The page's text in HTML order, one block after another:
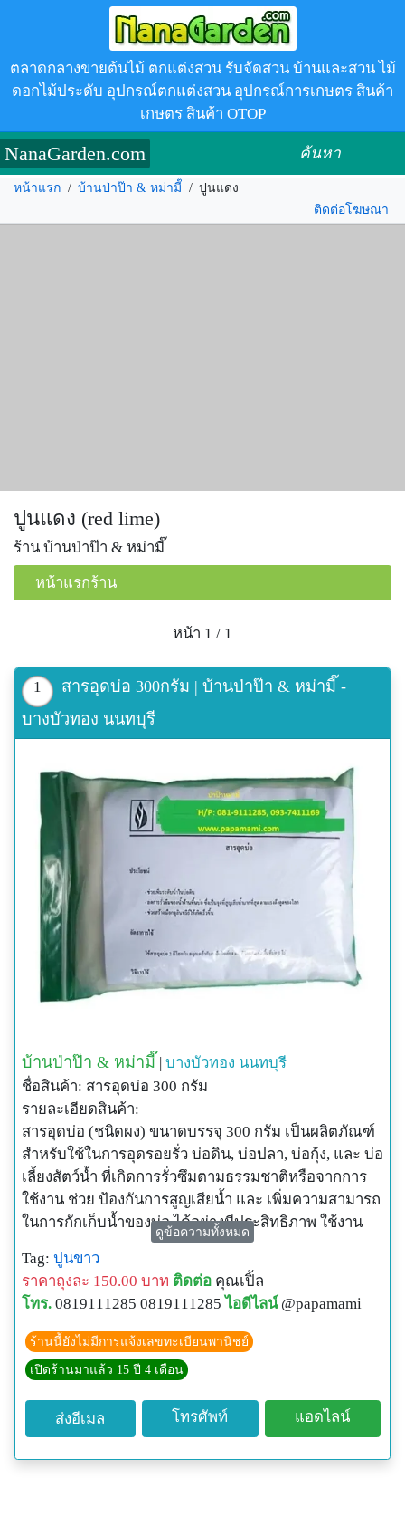
ตลาดกลางขายต้นไม้ ตกแต่งสวน รับจัดสวน บ้านและสวน ไม้
ดอกไม้ประดับ อุปกรณ์ตกแต่งสวน อุปกรณ์การเกษตร สินค้า
เกษตร สินค้า OTOP
NanaGarden.com ค้นหา
หน้าแรก / บ้านป่าป๊า & หม่ามี๊ / ปูนแดง
ติดต่อโฆษณา
ปูนแดง (red lime)
ร้าน บ้านป่าป๊า & หม่ามี๊
หน้าแรกร้าน
หน้า 1 / 1
1
สารอุดบ่อ 300กรัม | บ้านป่าป๊า & หม่ามี๊ -
บางบัวทอง นนทบุรี
บ้านป่าป๊า & หม่ามี๊ บางบัวทอง นนทบุรี
ชื่อสินค้า: สารอุดบ่อ 300 กรัม
รายละเอียดสินค้า:
สารอุดบ่อ (ชนิดผง) ขนาดบรรจุ 300 กรัม เป็นผลิตภัณฑ์
สำหรับใช้ในการอุดรอยรั่ว บ่อดิน, บ่อปลา, บ่อกุ้ง, และ บ่อ
เลี้ยงสัตว์น้ำ ที่เกิดการรั่วซึมตามธรรมชาติหรือจากการ
ใช้งาน ช่วย ป้องกันการสูญเสียน้ำ และ เพิ่มความสามารถ
ในการกักเก็บน้ำของบ่อ ได้อย่างมีประสิทธิภาพ ใช้งาน
ง่าย ไม่เป็นอันตรายต่อสัตว์น้ำ เหมาะสำหรับผู้ทำการ
เกษตรทั้งแบบดั้งเดิมและแบบอินทรีย์
คุณสมบัติเด่น:
อุดรอยรั่วในบ่อดินได้อย่างรวดเร็ว
ใช้งานง่าย ไม่ต้องรื้อบ่อหรือใช้เครื่องจักร
ไม่เป็นอันตรายต่อปลาหรือสัตว์น้ำ
เหมาะสำหรับบ่อที่มีน้ำซึมตลอดเวลา
ใช้ได้ทั้งในบ่อเก่าและบ่อใหม่
ขนาดบรรจุ: 300 กรัม (ใช้งานได้ประมาณ 1–3 ตาราง
ดูข้อความทั้งหมด
Tag: ปูนขาว
ราคาถุงละ 150.00 บาท ติดต่อ คุณเปิ้ล
โทร. 0819111285 0819111285 ไอดีไลน์ @papamami
ร้านนี้ยังไม่มีการแจ้งเลขทะเบียนพานิชย์
เปิดร้านมาแล้ว 15 ปี 4 เดือน
ส่งอีเมล โทรศัพท์ แอดไลน์